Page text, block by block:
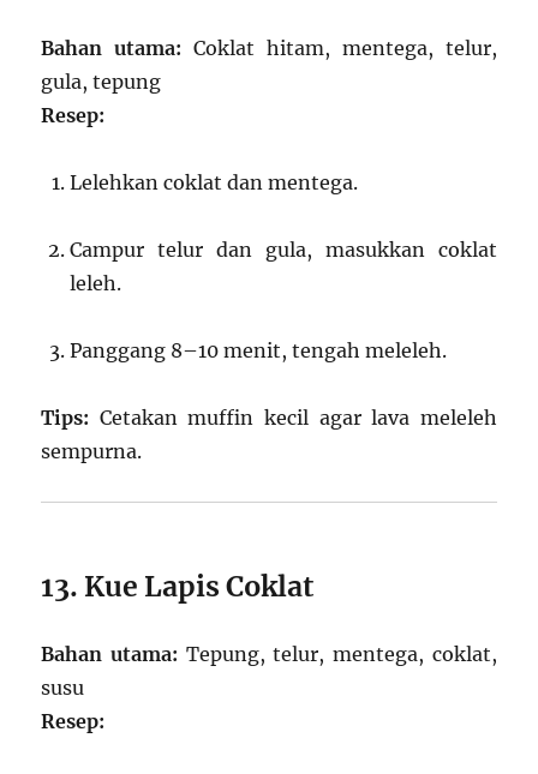
Bahan utama: Coklat hitam, mentega, telur,
gula, tepung
Resep:
Lelehkan coklat dan mentega.
Campur telur dan gula, masukkan coklat
leleh.
Panggang 8–10 menit, tengah meleleh.
Tips: Cetakan muffin kecil agar lava meleleh
sempurna.
13. Kue Lapis Coklat
Bahan utama: Tepung, telur, mentega, coklat,
susu
Resep: